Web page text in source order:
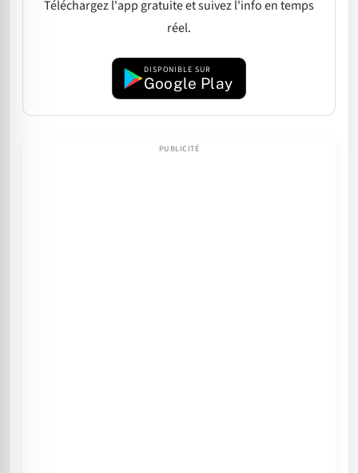
Téléchargez l'app gratuite et suivez l'info en temps
réel.
DISPONIBLE SUR
Google Play